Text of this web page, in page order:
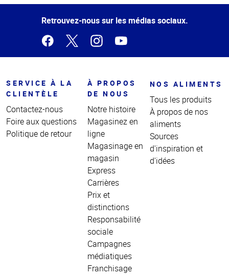
de la
Retrouvez-nous sur les médias sociaux.
SERVICE À LA
CLIENTÈLE
Contactez-nous
Foire aux questions
Politique de retour
À PROPOS
DE NOUS
Notre histoire
Magasinez en
ligne
Magasinage en
magasin
Express
Carrières
Prix et
distinctions
Responsabilité
sociale
Campagnes
médiatiques
Franchisage
NOS ALIMENTS
Tous les produits
À propos de nos
aliments
Sources
d'inspiration et
d'idées